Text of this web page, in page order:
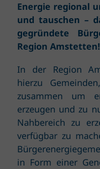
Energie regional
und tauschen –
gegründete
Region Amstetten!
In der Region
hierzu
zusammen um
erzeugen und zu
Nahbereich zu
verfügbar zu
in Form einer